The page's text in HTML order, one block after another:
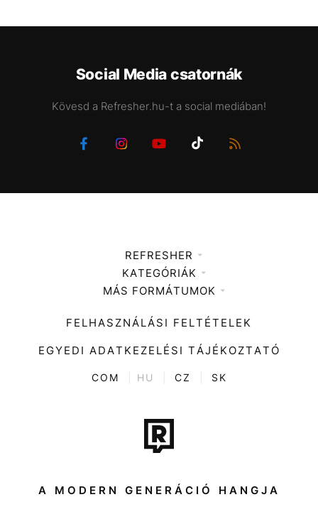
Social Media csatornák
Kövesd a Refresher.hu-t a social mediában!
REFRESHER
Médiaajánlat
KATEGÓRIÁK
Zene
Divat
Kultúra
ENTR
Tech-Tudomány
Sport
Társadalom
MÁS FORMÁTUMOK
FELHASZNÁLÁSI FELTÉTELEK
EGYEDI ADATKEZELÉSI TÁJÉKOZTATÓ
COM HU CZ SK
A MODERN GENERÁCIÓ HANGJA